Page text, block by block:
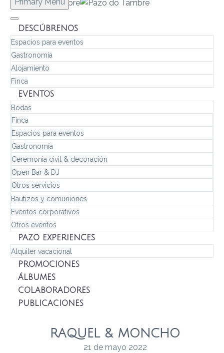
Primary Menu
DESCÚBRENOS
Espacios para eventos
Gastronomía
Alojamiento
Finca
EVENTOS
Bodas
Finca
Espacios para eventos
Gastronomía
Ceremonia civil & decoración
Open Bar & DJ
Otros servicios
Bautizos y comuniones
Eventos corporativos
Otros eventos
PAZO EXPERIENCES
Alquiler vacacional
PROMOCIONES
ÁLBUMES
COLABORADORES
PUBLICACIONES
RAQUEL & MONCHO
21 de mayo 2022